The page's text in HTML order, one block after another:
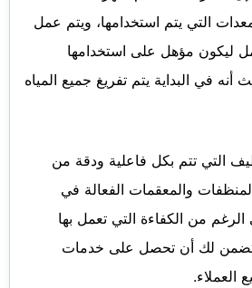
التي يتم استخدامها، ويتم عمل
ليكون مؤهل على استخدامها
في البداية يتم تفريغ جميع المياه
التي تتم بكل فاعلية ودقة من
والمعقمات الفعالة في
من الكفاءة التي تعمل بها
تضمن لك أن تحصل على خدمات
العملاء.